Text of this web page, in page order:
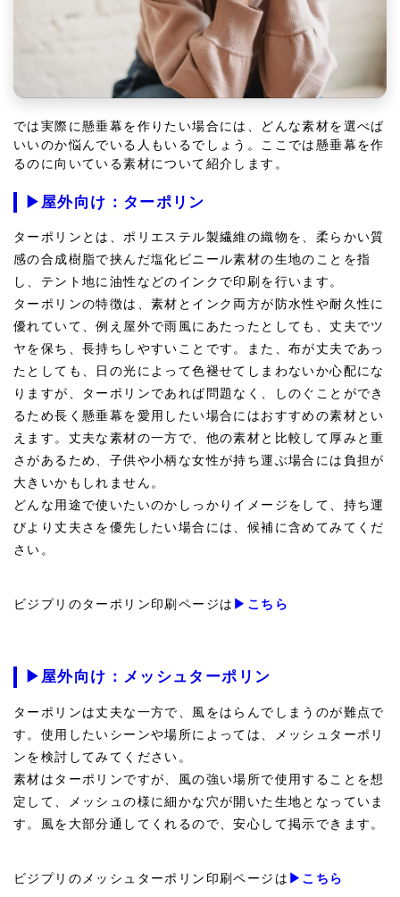
では実際に懸垂幕を作りたい場合には、どんな素材を選べば
いいのか悩んでいる人もいるでしょう。ここでは懸垂幕を作
るのに向いている素材について紹介します。
▶屋外向け：ターポリン
ターポリンとは、ポリエステル製繊維の織物を、柔らかい質
感の合成樹脂で挟んだ塩化ビニール素材の生地のことを指
し、テント地に油性などのインクで印刷を行います。
ターポリンの特徴は、素材とインク両方が防水性や耐久性に
優れていて、例え屋外で雨風にあたったとしても、丈夫でツ
ヤを保ち、長持ちしやすいことです。また、布が丈夫であっ
たとしても、日の光によって色褪せてしまわないか心配にな
りますが、ターポリンであれば問題なく、しのぐことができ
るため長く懸垂幕を愛用したい場合にはおすすめの素材とい
えます。丈夫な素材の一方で、他の素材と比較して厚みと重
さがあるため、子供や小柄な女性が持ち運ぶ場合には負担が
大きいかもしれません。
どんな用途で使いたいのかしっかりイメージをして、持ち運
びより丈夫さを優先したい場合には、候補に含めてみてくだ
さい。
ビジプリのターポリン印刷ページは ▶こちら
▶屋外向け：メッシュターポリン
ターポリンは丈夫な一方で、風をはらんでしまうのが難点で
す。使用したいシーンや場所によっては、メッシュターポリ
ンを検討してみてください。
素材はターポリンですが、風の強い場所で使用することを想
定して、メッシュの様に細かな穴が開いた生地となっていま
す。風を大部分通してくれるので、安心して掲示できます。
ビジプリのメッシュターポリン印刷ページは ▶こちら